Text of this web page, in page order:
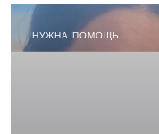
НУЖНА ПОМОЩЬ